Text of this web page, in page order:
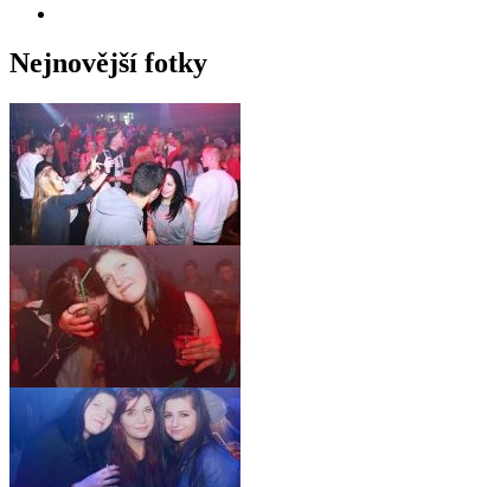
Nejnovější fotky